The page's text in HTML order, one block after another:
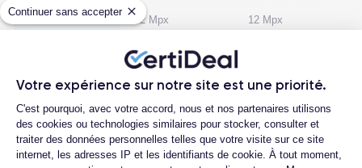
Continuer sans accepter
Votre expérience sur notre site est une priorité.
Plateforme de Gestion du
C'est pourquoi, avec votre accord, nous et nos partenaires utilisons
des cookies ou technologies similaires pour stocker, consulter et
traiter des données personnelles telles que votre visite sur ce site
internet, les adresses IP et les identifiants de cookie. À tout moment,
12 Mpx 12 Mpx
ƒ/2.2
Stabilisation
optique
Non
Caractéristiques
hardware
Dual core A15
Bionic
Dual core A16
Bionic